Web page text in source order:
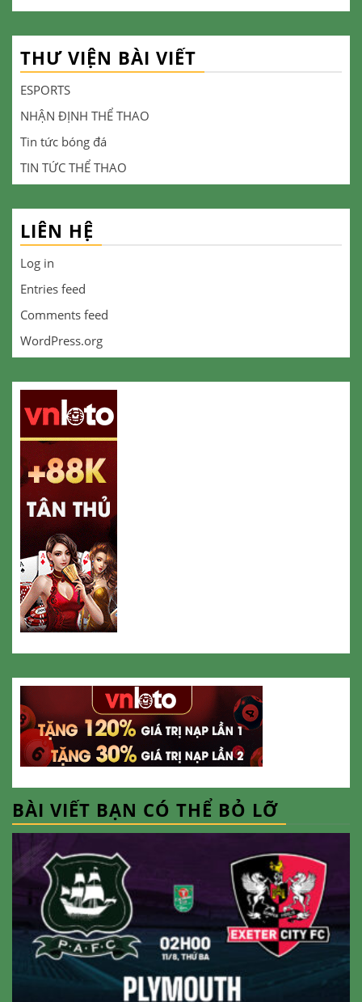
THƯ VIỆN BÀI VIẾT
ESPORTS
NHẬN ĐỊNH THỂ THAO
Tin tức bóng đá
TIN TỨC THỂ THAO
LIÊN HỆ
Log in
Entries feed
Comments feed
WordPress.org
BÀI VIẾT BẠN CÓ THỂ BỎ LỠ